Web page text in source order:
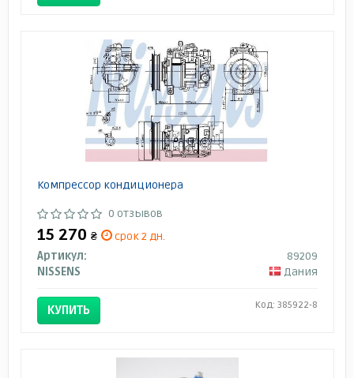
Компрессор кондиционера
0 отзывов
15 270 ₴
срок 2 дн.
Артикул:
89209
NISSENS
Дания
КУПИТЬ Код: 385922-8